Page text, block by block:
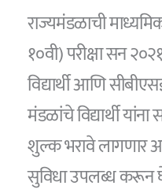
राज्यमंडळाची
१०वी) परीक्षा सन
विद्यार्थी आणि
मंडळांचे विद्यार्थी
शुल्क भरावे लागणार
सुविधा उपलब्ध करून